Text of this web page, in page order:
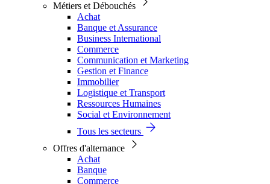
Métiers et Débouchés
Achat
Banque et Assurance
Business International
Commerce
Communication et Marketing
Gestion et Finance
Immobilier
Logistique et Transport
Ressources Humaines
Social et Environnement
Tous les secteurs
Offres d'alternance
Achat
Banque
Commerce